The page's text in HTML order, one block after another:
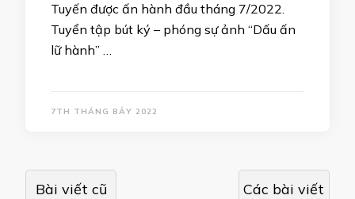
Tuyến được ấn hành đầu tháng 7/2022.
Tuyển tập bút ký – phóng sự ảnh “Dấu ấn
lữ hành” …
7TH THÁNG BẢY 2022
Điều
Bài viết cũ
Các bài viết